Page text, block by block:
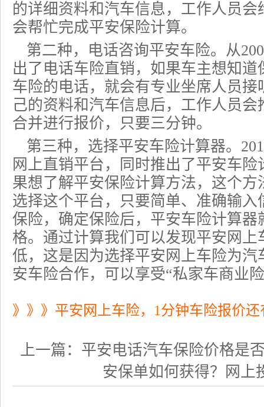
的详细资料和汽车信息，工作人员
会帮忙完成平安保险计算。
第二种，电话咨询平安车险。从
出了 电话车险直销，如果车主想知道
车险的电话，就会有专业坐席人员
己的资料和汽车信息后，工作人员
合并进行报价，只要三分钟。
第三种，选择平安车险计算器。
网上直销平台，同时推出了平安车
果想了解平安保险计算方法，这个
选择这个平台，只要简单、准确输
保险，确定保险后，平安车险计算
格。通过计算我们可以发现平安网
低，这是因为选择平安网上车险为汽
安车险合作，可以享受“私家车商业险
》》》平安网上车险，1分钟车险报价
上一篇： 平安电话汽车保险价格是
安保单如何获得？网上